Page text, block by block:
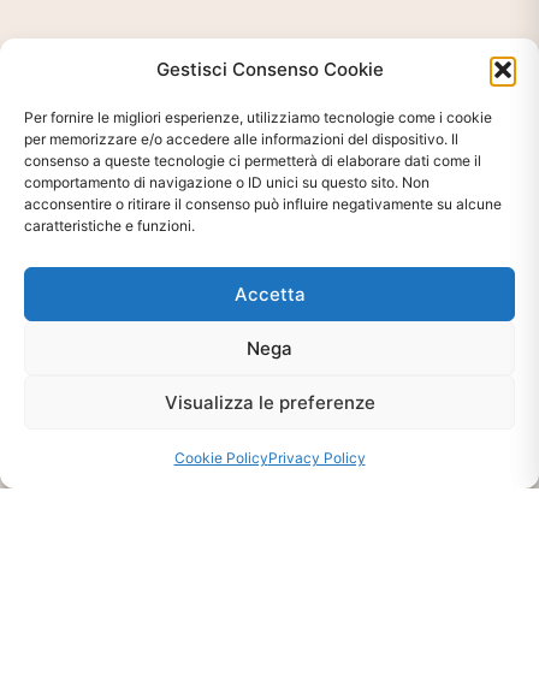
Gestisci Consenso Cookie
Per fornire le migliori esperienze, utilizziamo tecnologie come i cookie
per memorizzare e/o accedere alle informazioni del dispositivo. Il
consenso a queste tecnologie ci permetterà di elaborare dati come il
comportamento di navigazione o ID unici su questo sito. Non
acconsentire o ritirare il consenso può influire negativamente su alcune
caratteristiche e funzioni.
Accetta
Nega
Visualizza le preferenze
Cookie PolicyPrivacy Policy